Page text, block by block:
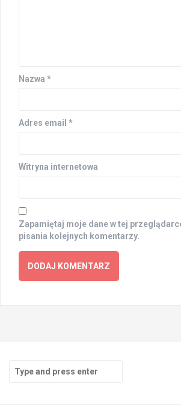
Nazwa *
Adres email *
Witryna internetowa
Zapamiętaj moje dane w tej
pisania kolejnych komentarzy.
Search
for: